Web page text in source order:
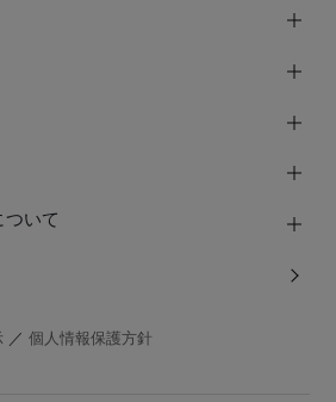
いて
／個人情報保護方針